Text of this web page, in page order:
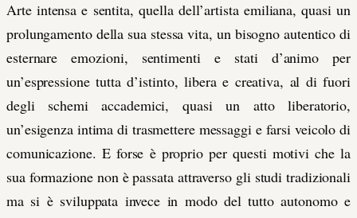
Arte intensa e sentita, quella dell’artista emiliana, quasi un
prolungamento della sua stessa vita, un bisogno autentico di
esternare emozioni, sentimenti e stati d’animo per
un’espressione tutta d’istinto, libera e creativa, al di fuori
degli schemi accademici, quasi un atto liberatorio,
un’esigenza intima di trasmettere messaggi e farsi veicolo di
comunicazione. E forse è proprio per questi motivi che la
sua formazione non è passata attraverso gli studi tradizionali
ma si è sviluppata invece in modo del tutto autonomo e